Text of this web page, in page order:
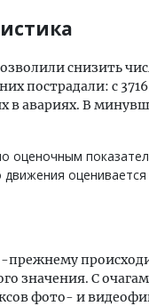
снизить
пострадали: с
в авариях. В
оценочным
прежнему
значения. С
фото- и